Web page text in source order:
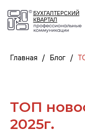
БУХГАЛТЕРСКИЙ
КВАРТАЛ
БУХГАЛТЕРСКИЙ
КВАРТАЛ
Главная Блог
ТОП
2025г.